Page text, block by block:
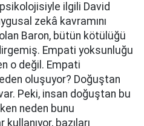
ilgili David
zekâ kavramını
Baron, bütün kötülüğü
Empati yoksunluğu
o değil. Empati
oluşuyor? Doğuştan
Peki, insan doğuştan bu
neden bunu
bazıları